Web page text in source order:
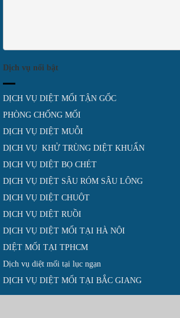
Dịch vụ nổi bật
DỊCH VỤ DIỆT MỐI TẬN GỐC
PHÒNG CHỐNG MỐI
DỊCH VỤ DIỆT MUỖI
DỊCH VỤ KHỬ TRÙNG DIỆT KHUẨN
DỊCH VỤ DIỆT BỌ CHÉT
DỊCH VỤ DIỆT SÂU RÓM SÂU LÔNG
DỊCH VỤ DIỆT CHUỘT
DỊCH VỤ DIỆT RUỒI
DỊCH VỤ DIỆT MỐI TẠI HÀ NỘI
DIỆT MỐI TẠI TPHCM
Dịch vụ diệt mối tại lục ngạn
DỊCH VỤ DIỆT MỐI TẠI BẮC GIANG